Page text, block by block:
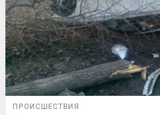
ПРОИСШЕСТВИЯ